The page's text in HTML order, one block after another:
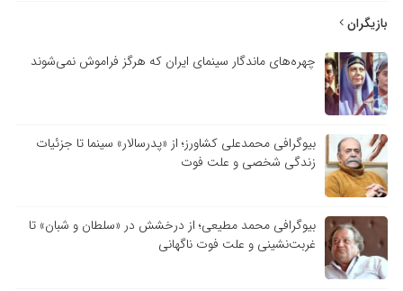
بازیگران
چهره‌های ماندگار سینمای ایران که هرگز فراموش نمی‌شوند
بیوگرافی محمدعلی کشاورز؛ از «پدرسالار» سینما تا جزئیات
زندگی شخصی و علت فوت
بیوگرافی محمد مطیعی؛ از درخشش در «سلطان و شبان» تا
غربت‌نشینی و علت فوت ناگهانی